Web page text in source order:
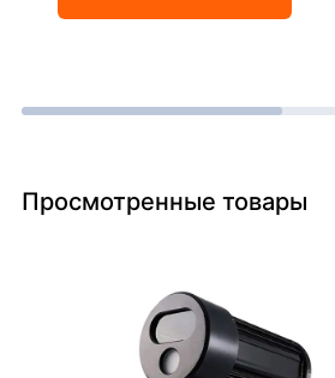
Просмотренные товары